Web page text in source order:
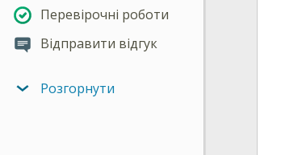
Перевірочні роботи
Відправити відгук
Розгорнути